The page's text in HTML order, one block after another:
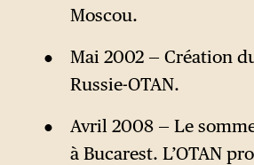
Moscou.
Mai 2002 — Création
Russie-OTAN.
Avril 2008 — Le
à Bucarest. L’OTAN